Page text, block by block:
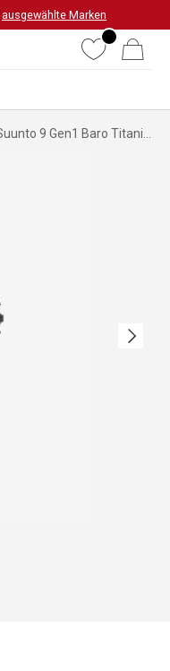
ausgewählte Marken
WunschlisteWarenkorb
Nächste